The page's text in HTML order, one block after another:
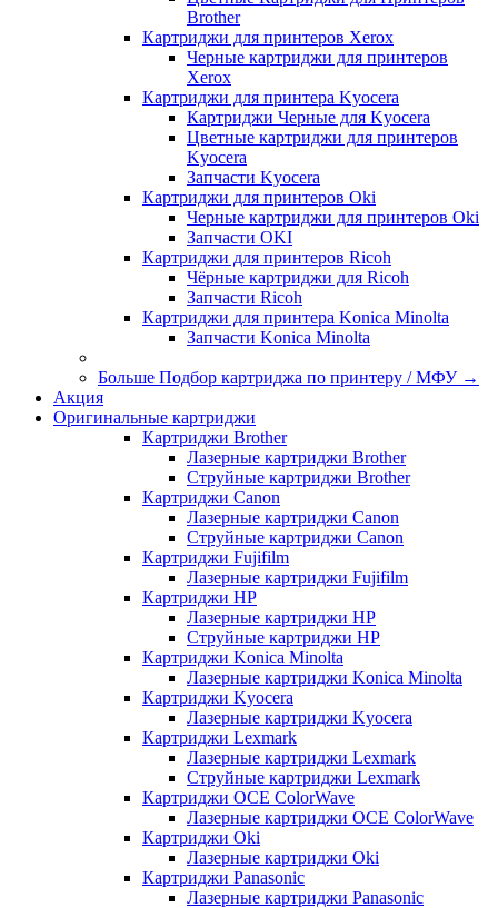
Brother
Картриджи для принтеров Xerox
Черные картриджи для принтеров
Xerox
Картриджи для принтера Kyocera
Картриджи Черные для Kyocera
Цветные картриджи для принтеров
Kyocera
Запчасти Kyocera
Картриджи для принтеров Oki
Черные картриджи для принтеров Oki
Запчасти OKI
Картриджи для принтеров Ricoh
Чёрные картриджи для Ricoh
Запчасти Ricoh
Картриджи для принтера Konica Minolta
Запчасти Koniсa Minolta
Больше Подбор картриджа по принтеру / МФУ →
Акция
Оригинальные картриджи
Картриджи Brother
Лазерные картриджи Brother
Струйные картриджи Brother
Картриджи Canon
Лазерные картриджи Canon
Струйные картриджи Canon
Картриджи Fujifilm
Лазерные картриджи Fujifilm
Картриджи HP
Лазерные картриджи HP
Струйные картриджи HP
Картриджи Konica Minolta
Лазерные картриджи Konica Minolta
Картриджи Kyocera
Лазерные картриджи Kyocera
Картриджи Lexmark
Лазерные картриджи Lexmark
Струйные картриджи Lexmark
Картриджи OCE ColorWave
Лазерные картриджи OCE ColorWave
Картриджи Oki
Лазерные картриджи Oki
Картриджи Panasonic
Лазерные картриджи Panasonic